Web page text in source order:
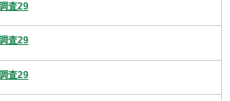
査29
査29
査29